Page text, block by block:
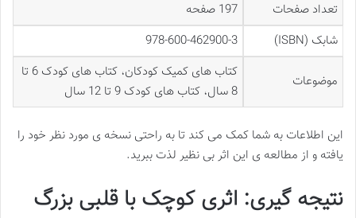
تعداد صفحات
197 صفحه
شابک (ISBN)
978-600-462900-3
موضوعات
کتاب های کمیک کودکان، کتاب های کودک 6 تا
8 سال، کتاب های کودک 9 تا 12 سال
این اطلاعات به شما کمک می کند تا به راحتی نسخه ی مورد نظر خود را
یافته و از مطالعه ی این اثر بی نظیر لذت ببرید.
نتیجه گیری: اثری کوچک با قلبی بزرگ